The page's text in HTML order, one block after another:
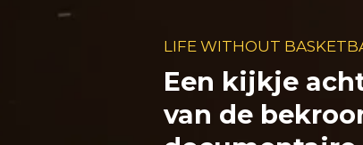
LIFE WITHOUT
Een kijkje
van de